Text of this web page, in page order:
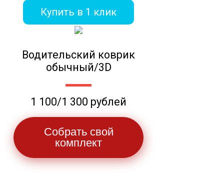
Купить в 1 клик
Водительский коврик
обычный/3D
1 100/1 300 рублей
Собрать свой
комплект